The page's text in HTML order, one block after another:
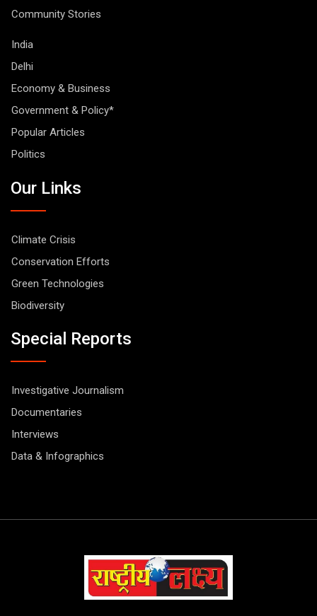
Community Stories
India
Delhi
Economy & Business
Government & Policy*
Popular Articles
Politics
Our Links
Climate Crisis
Conservation Efforts
Green Technologies
Biodiversity
Special Reports
Investigative Journalism
Documentaries
Interviews
Data & Infographics